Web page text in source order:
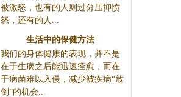
被激怒，也有的人则过分压抑愤
怒，还有的人...
生活中的保健方法
我们的身体健康的表现，并不是
在于生病之后能迅速痊愈，而在
于病菌难以入侵，减少被疾病“放
倒”的机会...